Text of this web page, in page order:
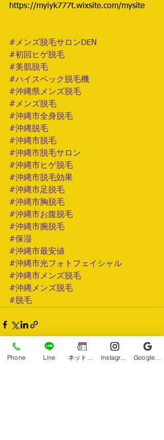
https://myiyk777t.wixsite.com/mysite
#メンズ脱毛サロンDEN
#初回ヒゲ脱毛
#美肌脱毛
#ハイスペック脱毛機
#沖縄県メンズ脱毛
#メンズ脱毛
#沖縄市全身脱毛
#沖縄脱毛
#沖縄市脱毛
#沖縄市脱毛サロン
#沖縄市ヒゲ脱毛
#沖縄市脱毛効果
#沖縄市足脱毛
#沖縄市胸脱毛
#沖縄市お腹脱毛
#沖縄市腕脱毛
#保湿
#沖縄市最安値
#沖縄市光フォトフェイシャル
#沖縄市メンズ脱毛
#沖縄メンズ脱毛
#脱毛
Phone Line